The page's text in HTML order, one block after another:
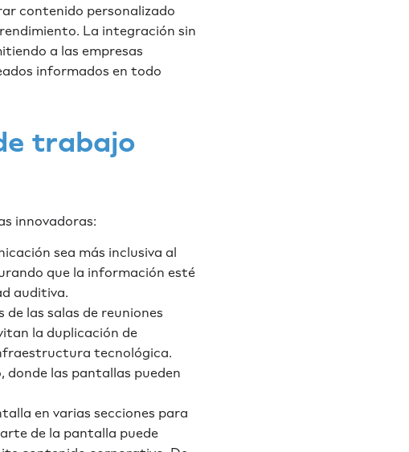
contenido personalizado
La integración sin
a las empresas
informados en todo
trabajo
innovadoras:
sea más inclusiva al
que la información esté
auditiva.
las salas de reuniones
la duplicación de
tecnológica.
donde las pantallas pueden
en varias secciones para
de la pantalla puede